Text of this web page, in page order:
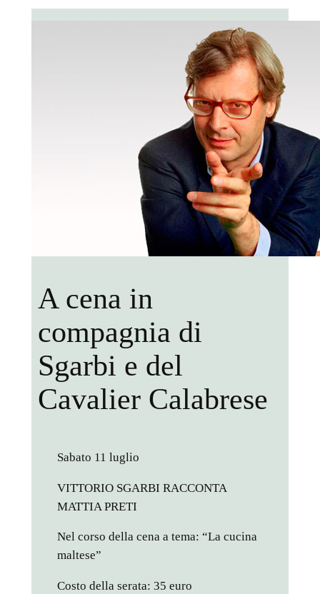
A cena in
compagnia di
Sgarbi e del
Cavalier Calabrese
Sabato 11 luglio
VITTORIO SGARBI RACCONTA
MATTIA PRETI
Nel corso della cena a tema: “La cucina
maltese”
Costo della serata: 35 euro